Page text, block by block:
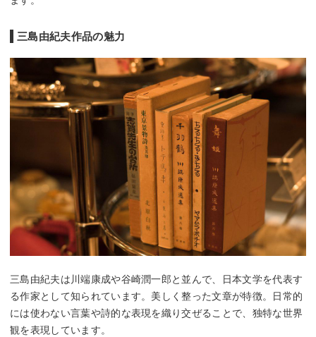
三島由紀夫作品の魅力
三島由紀夫は川端康成や谷崎潤一郎と並んで、日本文学を代表す
る作家として知られています。美しく整った文章が特徴。日常的
には使わない言葉や詩的な表現を織り交ぜることで、独特な世界
観を表現しています。